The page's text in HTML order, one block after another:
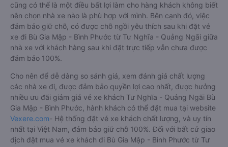
cũng có thể là một điều bất lợi làm cho hàng khách không biết
nên chọn nhà xe nào là phù hợp với mình. Bên cạnh đó, việc
đảm bảo giữ chỗ, có được chỗ ngồi yêu thích sau khi đặt vé
xe đi Bù Gia Mập - Bình Phước từ Tư Nghĩa - Quảng Ngãi giữa
nhà xe với khách hàng sau khi đặt trực tiếp vẫn chưa được
đảm bảo 100%.
Cho nên để dễ dàng so sánh giá, xem đánh giá chất lượng
các nhà xe đi, được đảm bảo quyền lợi cao nhất, được hưởng
nhiều ưu đãi giảm giá vé xe khách Tư Nghĩa - Quảng Ngãi Bù
Gia Mập - Bình Phước, hành khách có thể đặt mua tại website
Vexere.com- Hệ thống đặt vé xe khách chất lượng, và uy tín
nhất tại Việt Nam, đảm bảo giữ chỗ 100%. Đối với bất cứ giao
dịch đặt mua vé xe khách đi Bù Gia Mập - Bình Phước từ Tư